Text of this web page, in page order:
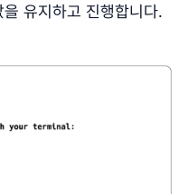
유지하고 진행합니다.